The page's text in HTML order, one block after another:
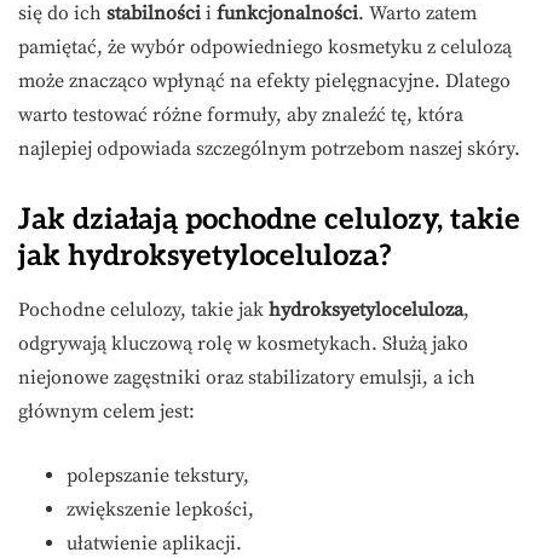
się do ich stabilności i funkcjonalności. Warto zatem
pamiętać, że wybór odpowiedniego kosmetyku z celulozą
może znacząco wpłynąć na efekty pielęgnacyjne. Dlatego
warto testować różne formuły, aby znaleźć tę, która
najlepiej odpowiada szczególnym potrzebom naszej skóry.
Jak działają pochodne celulozy, takie
jak hydroksyetyloceluloza?
Pochodne celulozy, takie jak hydroksyetyloceluloza,
odgrywają kluczową rolę w kosmetykach. Służą jako
niejonowe zagęstniki oraz stabilizatory emulsji, a ich
głównym celem jest:
polepszanie tekstury,
zwiększenie lepkości,
ułatwienie aplikacji.